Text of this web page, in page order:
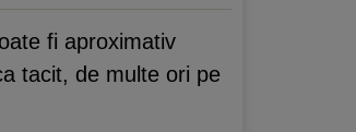
fi aproximativ
tacit, de multe ori pe